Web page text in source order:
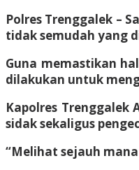
Polres Trenggalek –
tidak semudah yang
Guna memastikan
dilakukan untuk
Kapolres Trenggalek
sidak sekaligus
“Melihat sejauh